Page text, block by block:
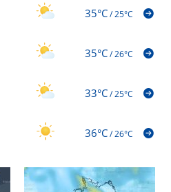
35°C/25°C
35°C/26°C
33°C/25°C
36°C/26°C